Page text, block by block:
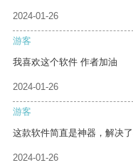
2024-01-26
游客
我喜欢这个软件 作者加油
2024-01-26
游客
这款软件简直是神器，解决了
2024-01-26